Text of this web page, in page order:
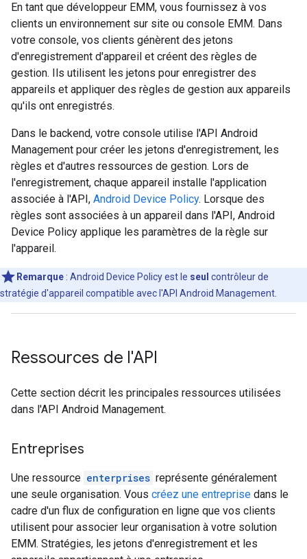
En tant que développeur EMM, vous fournissez à vos
clients un environnement sur site ou console EMM. Dans
votre console, vos clients génèrent des jetons
d'enregistrement d'appareil et créent des règles de
gestion. Ils utilisent les jetons pour enregistrer des
appareils et appliquer des règles de gestion aux appareils
qu'ils ont enregistrés.
Dans le backend, votre console utilise l'API Android
Management pour créer les jetons d'enregistrement, les
règles et d'autres ressources de gestion. Lors de
l'enregistrement, chaque appareil installe l'application
associée à l'API, Android Device Policy. Lorsque des
règles sont associées à un appareil dans l'API, Android
Device Policy applique les paramètres de la règle sur
l'appareil.
Remarque : Android Device Policy est le seul contrôleur de
stratégie d'appareil compatible avec l'API Android Management.
Ressources de l'API
Cette section décrit les principales ressources utilisées
dans l'API Android Management.
Entreprises
Une ressource enterprises représente généralement
une seule organisation. Vous créez une entreprise dans le
cadre d'un flux de configuration en ligne que vos clients
utilisent pour associer leur organisation à votre solution
EMM. Stratégies, les jetons d'enregistrement et les